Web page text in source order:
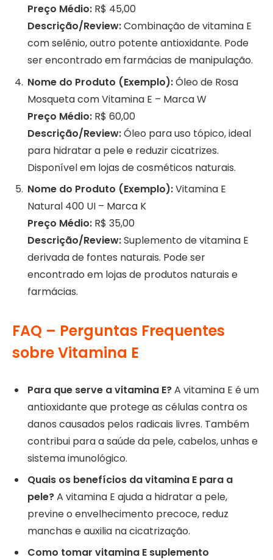
Preço Médio: R$ 45,00
Descrição/Review:Combinação de vitamina E
com selênio, outro potente antioxidante. Pode
ser encontrado em farmácias de manipulação.
Nome do Produto (Exemplo):Óleo de Rosa
Mosqueta com Vitamina E – Marca W
Preço Médio: R$ 60,00
Descrição/Review:Óleo para uso tópico, ideal
para hidratar a pele e reduzir cicatrizes.
Disponível em lojas de cosméticos naturais.
Nome do Produto (Exemplo):Vitamina E
Natural 400 UI – Marca K
Preço Médio: R$ 35,00
Descrição/Review:Suplemento de vitamina E
derivada de fontes naturais. Pode ser
encontrado em lojas de produtos naturais e
farmácias.
FAQ – Perguntas Frequentes
sobre Vitamina E
Para que serve a vitamina E?A vitamina E é um
antioxidante que protege as células contra os
danos causados pelos radicais livres. Também
contribui para a saúde da pele, cabelos, unhas e
sistema imunológico.
Quais os benefícios da vitamina E para a
pele?A vitamina E ajuda a hidratar a pele,
previne o envelhecimento precoce, reduz
manchas e auxilia na cicatrização.
Como tomar vitamina E suplemento